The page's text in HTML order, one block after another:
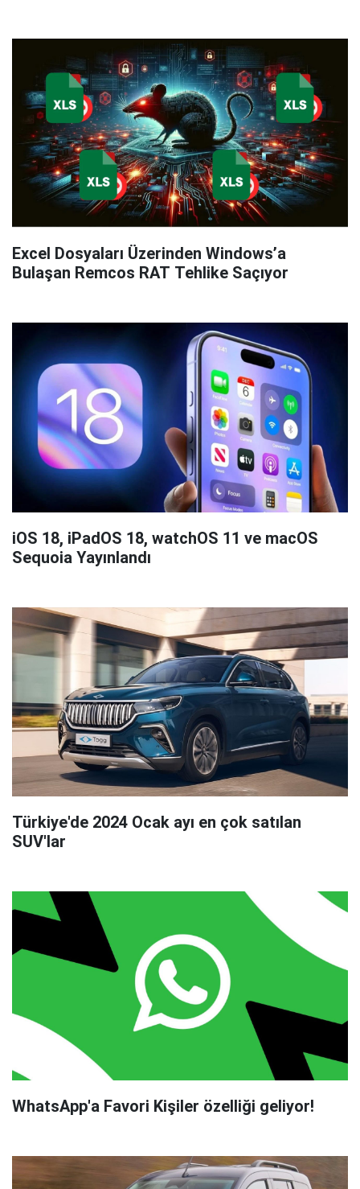
Excel Dosyaları Üzerinden Windows’a
Bulaşan Remcos RAT Tehlike Saçıyor
iOS 18, iPadOS 18, watchOS 11 ve macOS
Sequoia Yayınlandı
Türkiye'de 2024 Ocak ayı en çok satılan
SUV'lar
WhatsApp'a Favori Kişiler özelliği geliyor!